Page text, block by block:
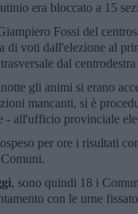
era bloccato a 15
Fossi del
di voti dall'elezione al
dal
gli animi si erano
mancanti, si è
- all'ufficio provinciale
per ore i risultati
Comuni.
, sono quindi 18 i
con le urne